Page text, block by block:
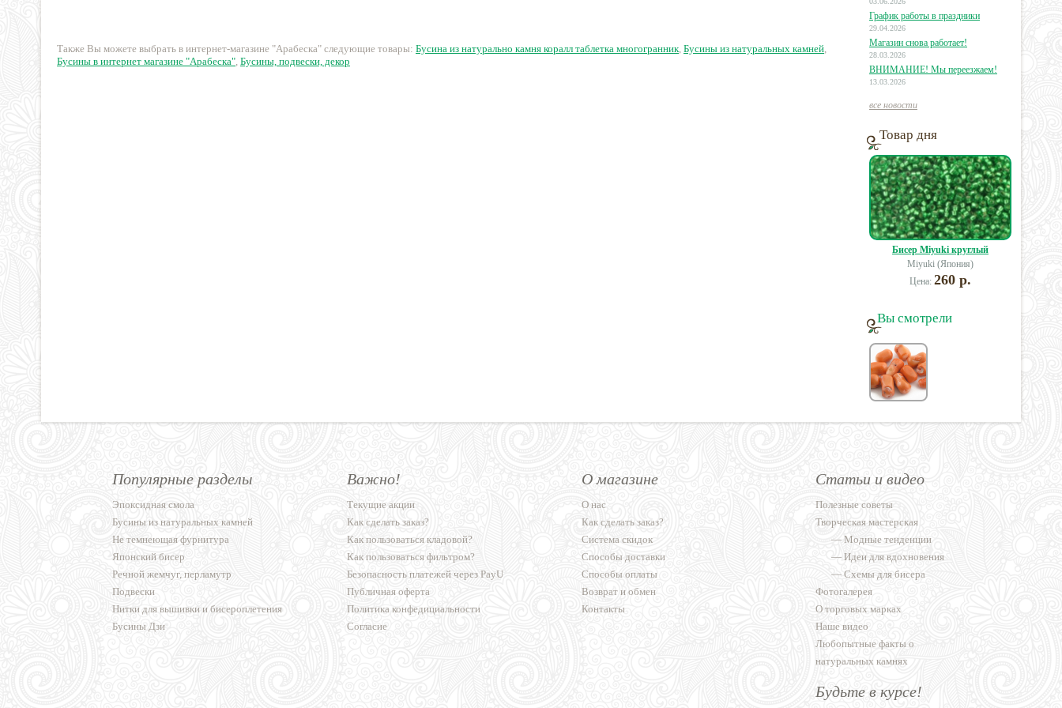
39 руб.
Также Вы можете выбрать в интернет-магазине "Арабеска" следующие товары: Бусина из натурально камня коралл таблетка многогранник, Бусины из натуральных камней,
Бусины в интернет магазине "Арабеска", Бусины, подвески, декор
График работы в праздники
29.04.2026
Магазин снова работает!
28.03.2026
ВНИМАНИЕ! Мы переезжаем!
13.03.2026
все новости
Товар дня
Бисер Miyuki круглый
Miyuki (Япония)
Цена: 260 р.
Вы смотрели
Популярные разделы
Эпоксидная смола
Бусины из натуральных камней
Не темнеющая фурнитура
Японский бисер
Речной жемчуг, перламутр
Подвески
Нитки для вышивки и бисероплетения
Бусины Дзи
Важно!
Текущие акции
Как сделать заказ?
Как пользоваться кладовой?
Как пользоваться фильтром?
Безопасность платежей через PayU
Публичная оферта
Политика конфедициальности
Согласие
О магазине
О нас
Как сделать заказ?
Система скидок
Способы доставки
Способы оплаты
Возврат и обмен
Контакты
Статьи и видео
Полезные советы
Творческая мастерская
—Модные тенденции
—Идеи для вдохновения
—Схемы для бисера
Фотогалерея
О торговых марках
Наше видео
Любопытные факты о
натуральных камнях
Будьте в курсе!